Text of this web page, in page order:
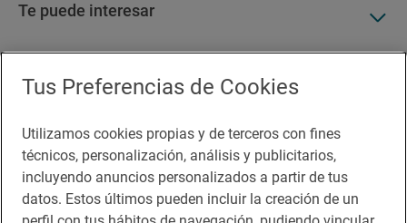
Te puede interesar
Aviso legal
Contacto
Normas participación en RRSS
Tus Preferencias de Cookies
Utilizamos cookies propias y de terceros con fines
técnicos, personalización, análisis y publicitarios,
incluyendo anuncios personalizados a partir de tus
datos. Estos últimos pueden incluir la creación de un